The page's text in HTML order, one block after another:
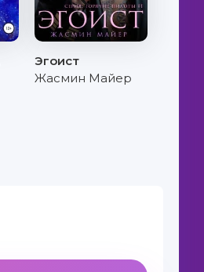
Эгоист
Жасмин Майер